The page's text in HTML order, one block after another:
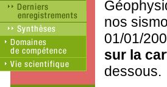
nos
01/01/
sur la
dessous.